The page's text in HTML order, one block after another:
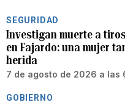
SEGURIDAD
Investigan muerte a
en Fajardo: una mujer
herida
7 de agosto de 2026 a las
GOBIERNO